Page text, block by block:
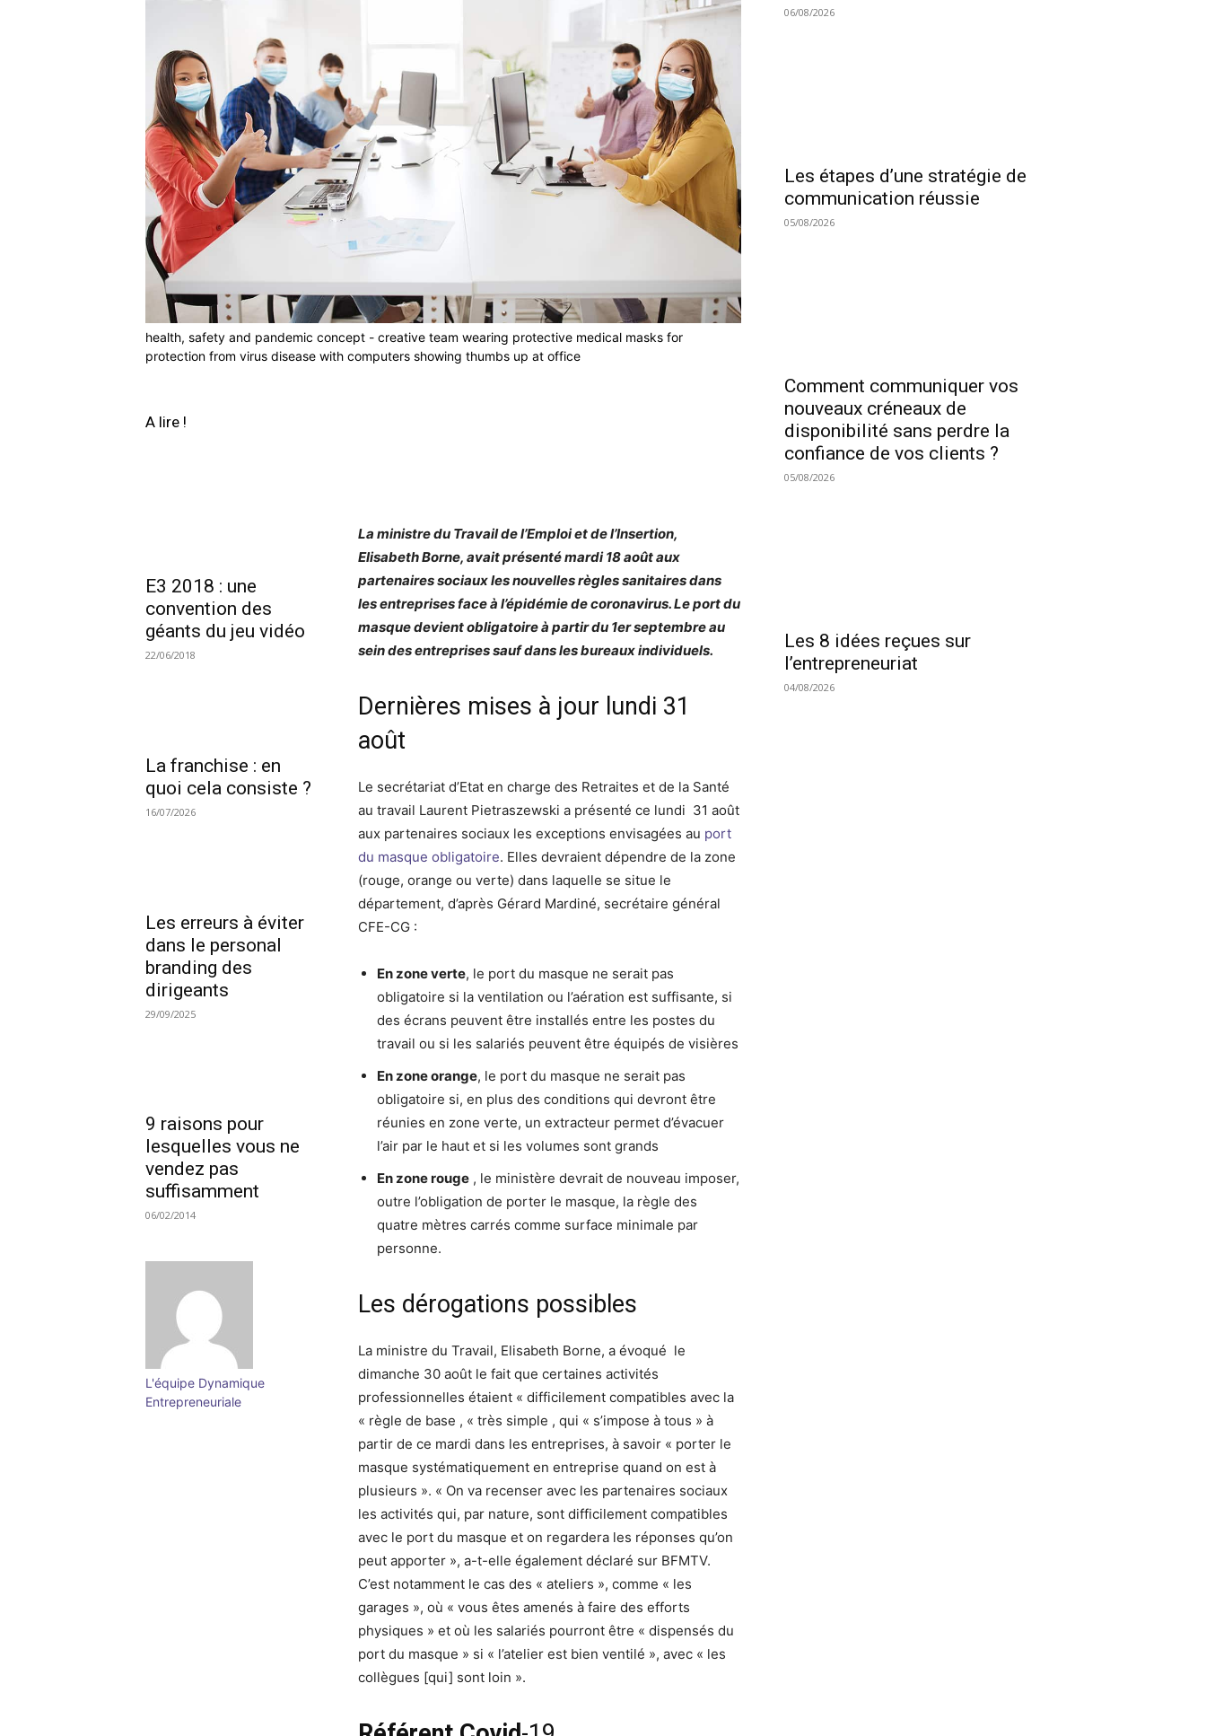
health, safety and pandemic concept - creative team wearing protective medical masks for
protection from virus disease with computers showing thumbs up at office
A lire !
E3 2018 : une
convention des
géants du jeu vidéo
22/06/2018
La franchise : en
quoi cela consiste ?
16/07/2026
Les erreurs à éviter
dans le personal
branding des
dirigeants
29/09/2025
9 raisons pour
lesquelles vous ne
vendez pas
suffisamment
06/02/2014
L'équipe Dynamique
Entrepreneuriale
La ministre du Travail de l’Emploi et de l’Insertion,
Elisabeth Borne, avait présenté mardi 18 août aux
partenaires sociaux les nouvelles règles sanitaires dans
les entreprises face à l’épidémie de coronavirus. Le port du
masque devient obligatoire à partir du 1er septembre au
sein des entreprises sauf dans les bureaux individuels.
Dernières mises à jour lundi 31
août
Le secrétariat d’Etat en charge des Retraites et de la Santé
au travail Laurent Pietraszewski a présenté ce lundi 31 août
aux partenaires sociaux les exceptions envisagées au port
du masque obligatoire. Elles devraient dépendre de la zone
(rouge, orange ou verte) dans laquelle se situe le
département, d’après Gérard Mardiné, secrétaire général
CFE-CG :
En zone verte, le port du masque ne serait pas
obligatoire si la ventilation ou l’aération est suffisante, si
des écrans peuvent être installés entre les postes du
travail ou si les salariés peuvent être équipés de visières
En zone orange, le port du masque ne serait pas
obligatoire si, en plus des conditions qui devront être
réunies en zone verte, un extracteur permet d’évacuer
l’air par le haut et si les volumes sont grands
En zone rouge , le ministère devrait de nouveau imposer,
outre l’obligation de porter le masque, la règle des
quatre mètres carrés comme surface minimale par
personne.
Les dérogations possibles
La ministre du Travail, Elisabeth Borne, a évoqué le
dimanche 30 août le fait que certaines activités
professionnelles étaient « difficilement compatibles avec la
« règle de base , « très simple , qui « s’impose à tous » à
partir de ce mardi dans les entreprises, à savoir « porter le
masque systématiquement en entreprise quand on est à
plusieurs ». « On va recenser avec les partenaires sociaux
les activités qui, par nature, sont difficilement compatibles
avec le port du masque et on regardera les réponses qu’on
peut apporter », a-t-elle également déclaré sur BFMTV.
C’est notamment le cas des « ateliers », comme « les
garages », où « vous êtes amenés à faire des efforts
physiques » et où les salariés pourront être « dispensés du
port du masque » si « l’atelier est bien ventilé », avec « les
collègues [qui] sont loin ».
06/08/2026
Les étapes d’une stratégie de
communication réussie
05/08/2026
Comment communiquer vos
nouveaux créneaux de
disponibilité sans perdre la
confiance de vos clients ?
05/08/2026
Les 8 idées reçues sur
l’entrepreneuriat
04/08/2026